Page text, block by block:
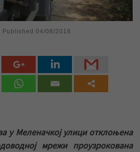
Published 04/08/2018
у Меленачкој улици отклоњена
мрежи проузрокована